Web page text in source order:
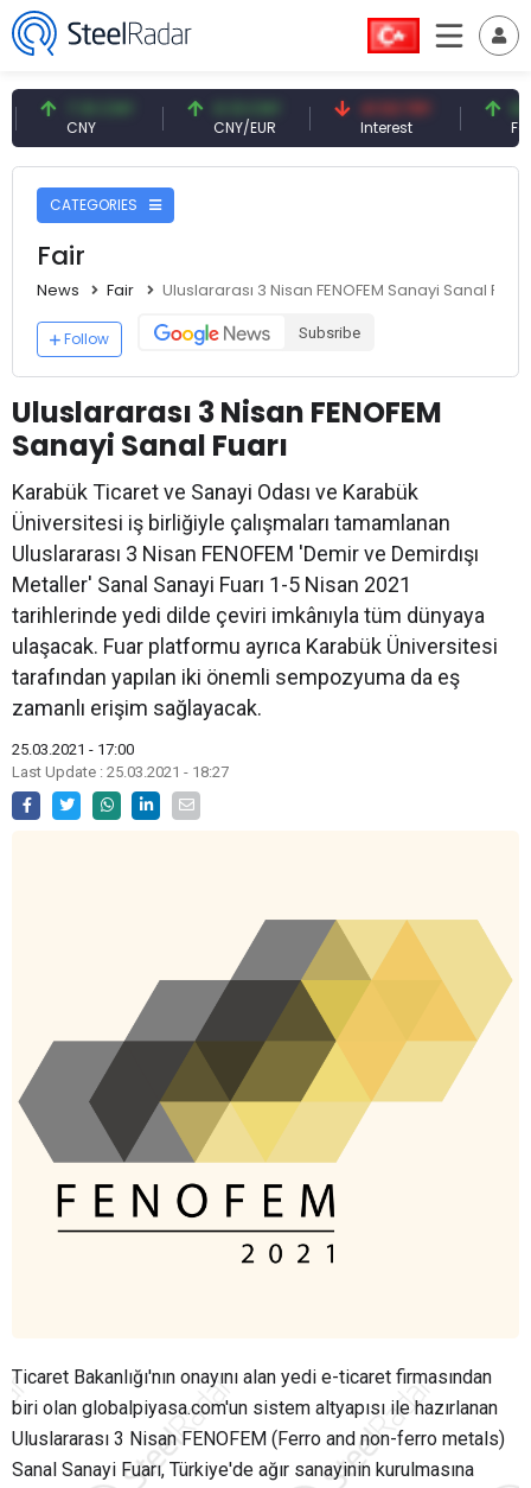
7.10 CNY
CNY
0.13 CNY
CNY/EUR
41.53 TRY
Interest
83.27 USD
Fossil Oil
CATEGORIES
Fair
News Fair Uluslararası 3 Nisan FENOFEM Sanayi Sanal Fuarı
Follow Subsribe
Uluslararası 3 Nisan FENOFEM
Sanayi Sanal Fuarı
Karabük Ticaret ve Sanayi Odası ve Karabük
Üniversitesi iş birliğiyle çalışmaları tamamlanan
Uluslararası 3 Nisan FENOFEM 'Demir ve Demirdışı
Metaller' Sanal Sanayi Fuarı 1-5 Nisan 2021
tarihlerinde yedi dilde çeviri imkânıyla tüm dünyaya
ulaşacak. Fuar platformu ayrıca Karabük Üniversitesi
tarafından yapılan iki önemli sempozyuma da eş
zamanlı erişim sağlayacak.
25.03.2021 - 17:00
Last Update : 25.03.2021 - 18:27
Ticaret Bakanlığı'nın onayını alan yedi e-ticaret firmasından
biri olan globalpiyasa.com'un sistem altyapısı ile hazırlanan
Uluslararası 3 Nisan FENOFEM (Ferro and non-ferro metals)
Sanal Sanayi Fuarı, Türkiye'de ağır sanayinin kurulmasına